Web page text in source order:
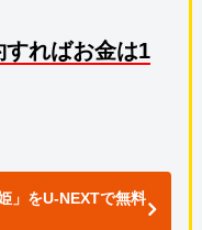
ればお金は1
」をU-NEXTで無料